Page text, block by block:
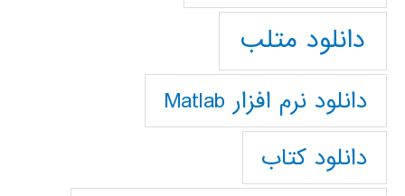
دانلود متلب
دانلود نرم افزار Matlab
دانلود کتاب